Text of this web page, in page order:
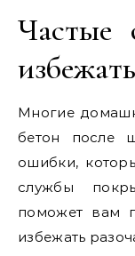
избежать
Многие
бетон после
ошибки,
службы
поможет вам
избежать